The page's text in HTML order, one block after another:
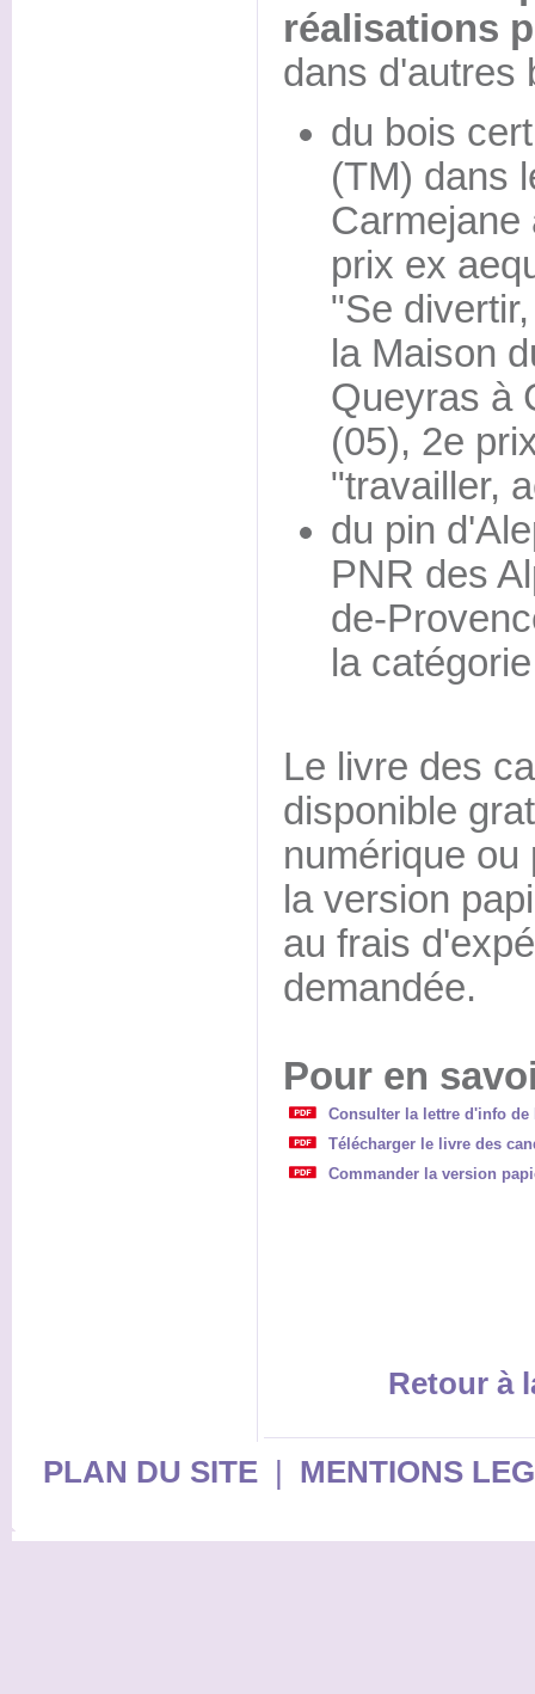
réalisations
dans d'autres
du bois
(TM) dans
Carmejane
prix ex
"Se
la Maison
Queyras à
(05), 2e
"travailler,
du pin
PNR des
de-
la
Le livre des
disponible
numérique ou
la version
au frais
demandée.
Pour en
Consulter la lettre d'info de
Télécharger le livre des
Commander la version
Retour à
PLAN DU SITE| MENTIONS